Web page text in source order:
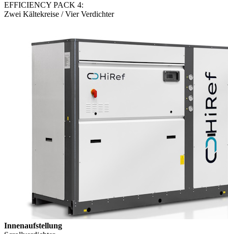
EFFICIENCY PACK 4:
Zwei Kältekreise / Vier Verdichter
Innenaufstellung